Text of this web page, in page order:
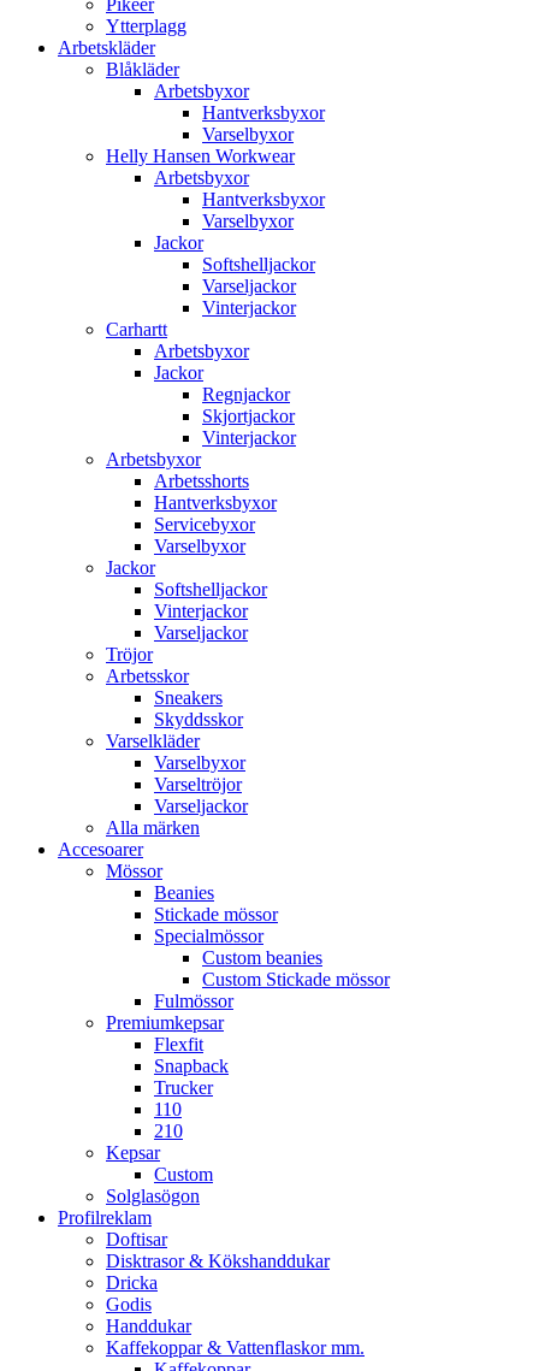
Pikéer
Ytterplagg
Arbetskläder
Blåkläder
Arbetsbyxor
Hantverksbyxor
Varselbyxor
Helly Hansen Workwear
Arbetsbyxor
Hantverksbyxor
Varselbyxor
Jackor
Softshelljackor
Varseljackor
Vinterjackor
Carhartt
Arbetsbyxor
Jackor
Regnjackor
Skjortjackor
Vinterjackor
Arbetsbyxor
Arbetsshorts
Hantverksbyxor
Servicebyxor
Varselbyxor
Jackor
Softshelljackor
Vinterjackor
Varseljackor
Tröjor
Arbetsskor
Sneakers
Skyddsskor
Varselkläder
Varselbyxor
Varseltröjor
Varseljackor
Alla märken
Accesoarer
Mössor
Beanies
Stickade mössor
Specialmössor
Custom beanies
Custom Stickade mössor
Fulmössor
Premiumkepsar
Flexfit
Snapback
Trucker
110
210
Kepsar
Custom
Solglasögon
Profilreklam
Doftisar
Disktrasor & Kökshanddukar
Dricka
Godis
Handdukar
Kaffekoppar & Vattenflaskor mm.